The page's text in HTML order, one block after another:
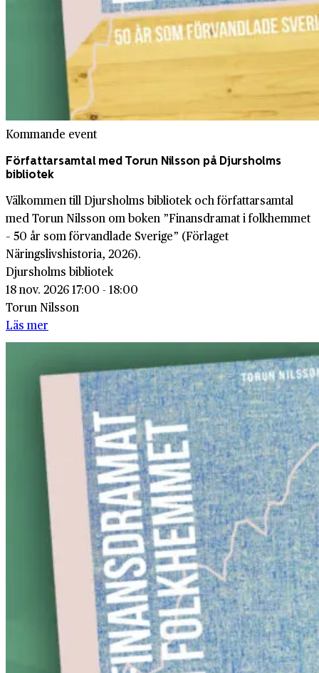
Kommande event
Författarsamtal med Torun Nilsson på Djursholms
bibliotek
Välkommen till Djursholms bibliotek och författarsamtal
med Torun Nilsson om boken ”Finansdramat i folkhemmet
– 50 år som förvandlade Sverige” (Förlaget
Näringslivshistoria, 2026).
Djursholms bibliotek
18 nov. 2026 17:00 - 18:00
Torun Nilsson
Läs mer